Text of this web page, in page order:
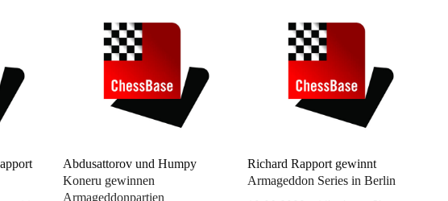
Abdusattorov und Humpy
Koneru gewinnen
Armageddonpartien
Richard Rapport gewinnt
Armageddon Series in Berlin